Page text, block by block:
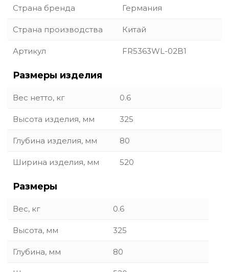
Страна бренда Германия
Страна производства Китай
Артикул FR5363WL-02B1
Размеры изделия
Вес нетто, кг 0.6
Высота изделия, мм 325
Глубина изделия, мм 80
Ширина изделия, мм 520
Размеры
Вес, кг 0.6
Высота, мм 325
Глубина, мм 80